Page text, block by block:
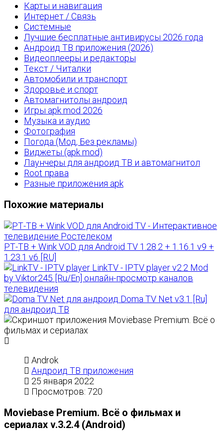
Карты и навигация
Интернет / Связь
Системные
Лучшие бесплатные антивирусы 2026 года
Андроид ТВ приложения (2026)
Видеоплееры и редакторы
Текст / Читалки
Автомобили и транспорт
Здоровье и спорт
Автомагнитолы андроид
Игры apk mod 2026
Музыка и аудио
Фотография
Погода (Мод, Без рекламы)
Виджеты (apk mod)
Лаунчеры для андроид ТВ и автомагнитол
Root права
Разные приложения apk
Похожие материалы
РТ-ТВ + Wink VOD для Android TV 1.28.2 + 1.16.1 v9 +
1.23.1 v6 [RU]
LinkTV - IPTV player v2.2 Mod
by Viktor245 [Ru/En] онлайн-просмотр каналов
телевидения
Doma TV Net v3.1 [Ru]
для андроид ТВ
Androk
Андроид ТВ приложения
25 января 2022
Просмотров: 720
Moviebase Premium. Всё о фильмах и
сериалах v.3.2.4 (Android)